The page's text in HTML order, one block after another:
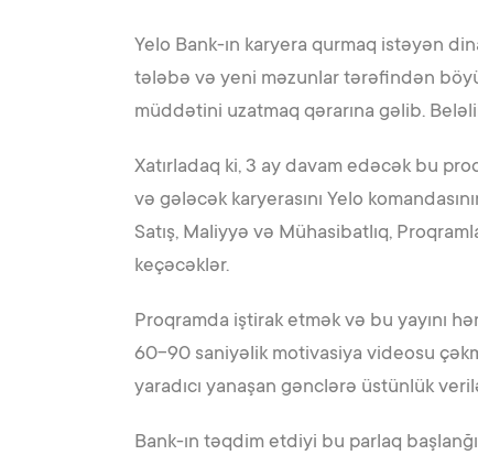
Yelo Bank-ın karyera qurmaq istəyən
tələbə və yeni məzunlar tərəfindən
müddətini uzatmaq qərarına gəlib.
Xatırladaq ki, 3 ay davam edəcək bu
və gələcək karyerasını Yelo
Satış, Maliyyə və Mühasibatlıq,
keçəcəklər.
Proqramda iştirak etmək və bu yayını
60-90 saniyəlik motivasiya videosu
yaradıcı yanaşan gənclərə üstünlük
Bank-ın təqdim etdiyi bu parlaq